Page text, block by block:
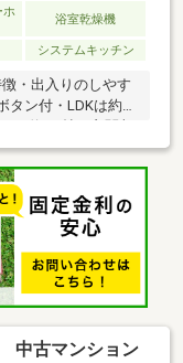
ホ
浴室乾燥機
システムキッチン
・出入りのしやす
タン付・LDKは約
と「天然温泉」露
共用施設有・レス
ライクな内廊下仕
ス有・ペット飼育可
ン有▼設備・床暖
モニタ付インターホ
します
はお気軽にお問
中古マンション